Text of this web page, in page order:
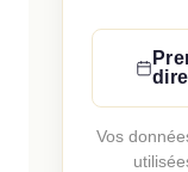
Vos